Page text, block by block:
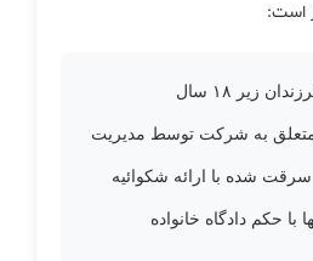
است:
زیر ۱۸ سال
متعلق به شرکت توسط مدیریت
سرقت شده با ارائه شکوائیه
با حکم دادگاه خانواده